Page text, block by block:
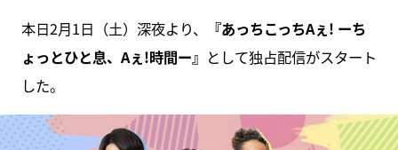
本日2月1日（土）深夜より、
『あっちこっちAぇ! ーち
ょっとひと息、Aぇ!時間ー』 として独占配信がスタート
した。